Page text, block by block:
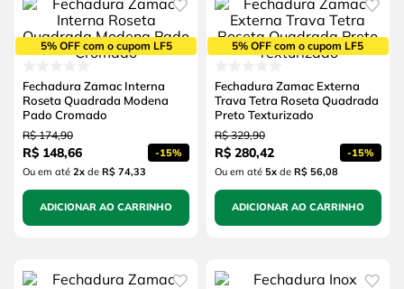
5% OFF com o cupom LF5
Fechadura Zamac Interna
Roseta Quadrada Modena
Pado Cromado
R$ 174,90
R$ 148,66 -15%
Ou em até 2xde R$ 74,33
ADICIONAR AO CARRINHO
5% OFF com o cupom LF5
Fechadura Zamac Externa
Trava Tetra Roseta Quadrada
Preto Texturizado
R$ 329,90
R$ 280,42 -15%
Ou em até 5xde R$ 56,08
ADICIONAR AO CARRINHO